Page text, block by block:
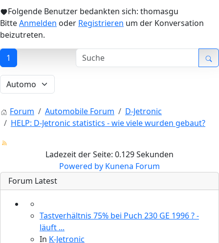
Folgende Benutzer bedankten sich: thomasgu
BitteAnmelden oder Registrieren um der Konversation
beizutreten.
1
Forum Automobile Forum
D-Jetronic
HELP: D-Jetronic statistics - wie viele wurden gebaut?
Ladezeit der Seite: 0.129 Sekunden
Powered by Kunena Forum
Forum Latest
Tastverhältnis 75% bei Puch 230 GE 1996 ? -
läuft ...
In K-Jetronic